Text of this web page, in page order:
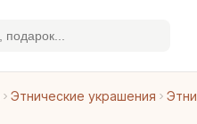
Этнические украшения